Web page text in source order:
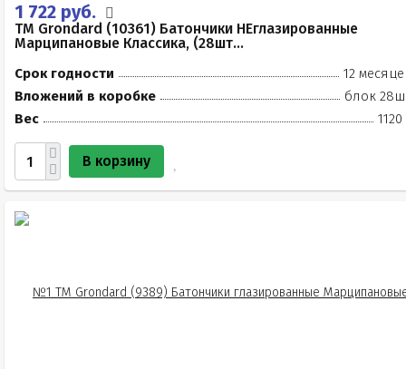
1 722 руб.
TM Grondard (10361) Батончики НЕглазированные
Марципановые Классика, (28шт...
Срок годности
12
Вложений в коробке
блок
Вес
1120
В корзину